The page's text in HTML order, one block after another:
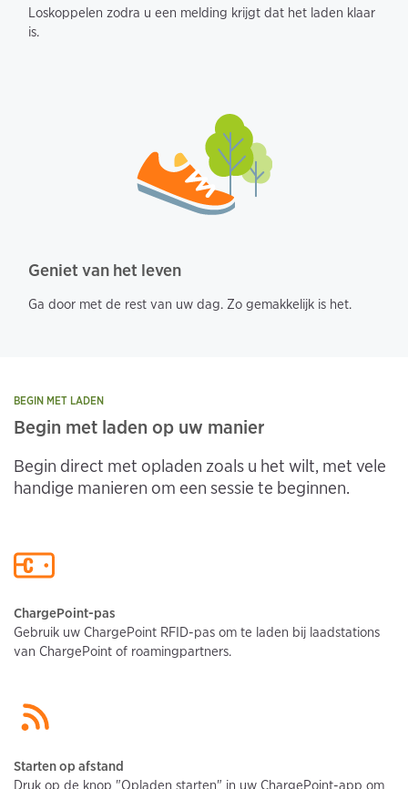
Loskoppelen zodra u een melding krijgt dat het laden klaar
is.
Geniet van het leven
Ga door met de rest van uw dag. Zo gemakkelijk is het.
BEGIN MET LADEN
Begin met laden op uw manier
Begin direct met opladen zoals u het wilt, met vele
handige manieren om een sessie te beginnen.
ChargePoint-pas
Gebruik uw ChargePoint RFID-pas om te laden bij laadstations
van ChargePoint of roamingpartners.
Starten op afstand
Druk op de knop "Opladen starten" in uw ChargePoint-app om